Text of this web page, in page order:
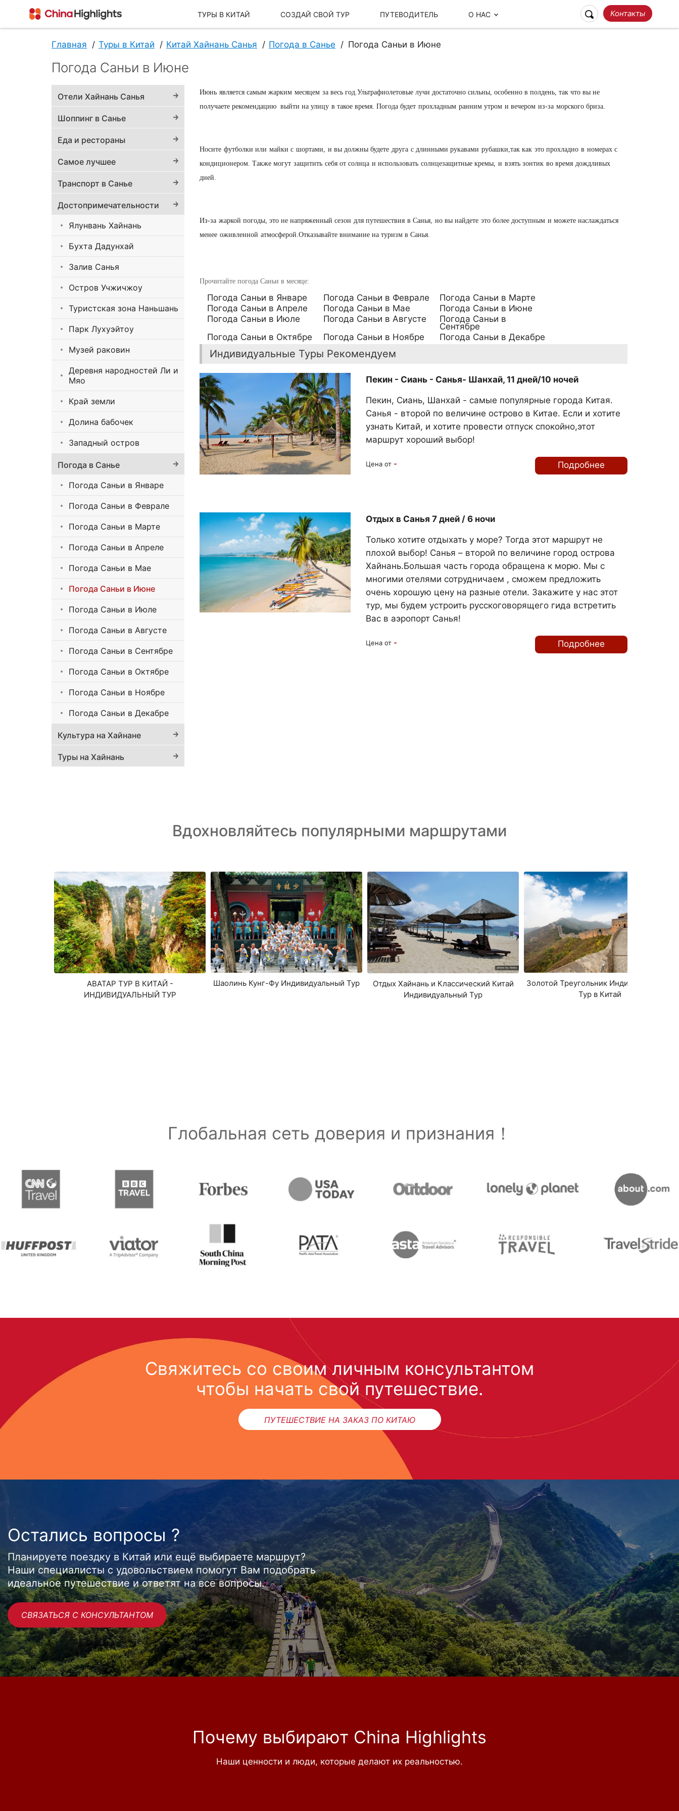
ТУРЫ В КИТАЙ СОЗДАЙ СВОЙ ТУР ПУТЕВОДИТЕЛЬ О НАС
О China Highlights
Ответственное
Контакты
Главная Туры в Китай Китай Хайнань Санья Погода в Санье Погода Саньи в Июне
Погода Саньи в Июне
Июнь является самым жарким месяцем за весь год.Ультрафиолетовые лучи достаточно сильны, особенно в полдень, так что вы не
получаете рекомендацию выйти на улицу в такое время. Погода будет прохладным ранним утром и вечером из-за морского бриза.
Носите футболки или майки с шортами, и вы должны будете друга с длинными рукавами рубашки,так как это прохладно в номерах с
кондиционером. Также могут защитить себя от солнца и использовать солнцезащитные кремы, и взять зонтик во время дождливых
дней.
Из-за жаркой погоды, это не напряженный сезон для путешествия в Санья, но вы найдете это более доступным и можете наслаждаться
менее оживленной атмосферой.Отказывайте внимание на туризм в Санья.
Прочитайте погода Саньи в месяце:
Погода Саньи в Январе Погода Саньи в Феврале
Погода Саньи в Марте
Погода Саньи в Апреле
Погода Саньи в Мае
Погода Саньи в Июне
Погода Саньи в Июле
Погода Саньи в Августе Погода Саньи в
Сентябре
Погода Саньи в Октябре
Погода Саньи в Ноябре Погода Саньи в Декабре
Индивидуальные Туры Рекомендуем
Пекин - Сиань - Санья- Шанхай, 11 дней/10 ночей
Пекин, Сиань, Шанхай - самые популярные города Китая.
Санья - второй по величине острово в Китае. Если и хотите
узнать Китай, и хотите провести отпуск спокойно,этот
маршрут хороший выбор!
Цена от - Подробнее
Отдых в Санья 7 дней / 6 ночи
Только хотите отдыхать у море? Тогда этот маршрут не
плохой выбор! Санья – второй по величине город острова
Хайнань.Большая часть города обращена к морю. Мы с
многими отелями сотрудничаем , сможем предложить
очень хорошую цену на разные отели. Закажите у нас этот
тур, мы будем устроить русскоговорящего гида встретить
Вас в аэропорт Санья!
Цена от - Подробнее
Отели Хайнань Санья
Шоппинг в Санье
Еда и рестораны
Самое лучшее
Транспорт в Санье
Достопримечательности
Ялунвань Хайнань
Бухта Дадунхай
Залив Санья
Остров Учжичжоу
Туристская зона Наньшань
Парк Лухуэйтоу
Музей раковин
Деревня народностей Ли и
Мяо
Край земли
Долина бабочек
Западный остров
Погода в Санье
Погода Саньи в Январе
Погода Саньи в Феврале
Погода Саньи в Марте
Погода Саньи в Апреле
Погода Саньи в Мае
Погода Саньи в Июне
Погода Саньи в Июле
Погода Саньи в Августе
Погода Саньи в Сентябре
Погода Саньи в Октябре
Погода Саньи в Ноябре
Погода Саньи в Декабре
Культура на Хайнане
Туры на Хайнань
Вдохновляйтесь популярными маршрутами
АВАТАР ТУР В КИТАЙ -
ИНДИВИДУАЛЬНЫЙ ТУР
Шаолинь Кунг-Фу Индивидуальный Тур
Отдых Хайнань и Классический Китай
Индивидуальный Тур
Золотой Треугольник Индивидуальный
Тур в Китай
Глобальная сеть доверия и признания！
Свяжитесь со своим личным консультантом
чтобы начать свой путешествие.
ПУТЕШЕСТВИЕ НА ЗАКАЗ ПО КИТАЮ
Остались вопросы ?
Планируете поездку в Китай или ещё выбираете маршрут?
Наши специалисты с удовольствием помогут Вам подобрать
идеальное путешествие и ответят на все вопросы.
СВЯЗАТЬСЯ С КОНСУЛЬТАНТОМ
Почему выбирают China Highlights
Наши ценности и люди, которые делают их реальностью.